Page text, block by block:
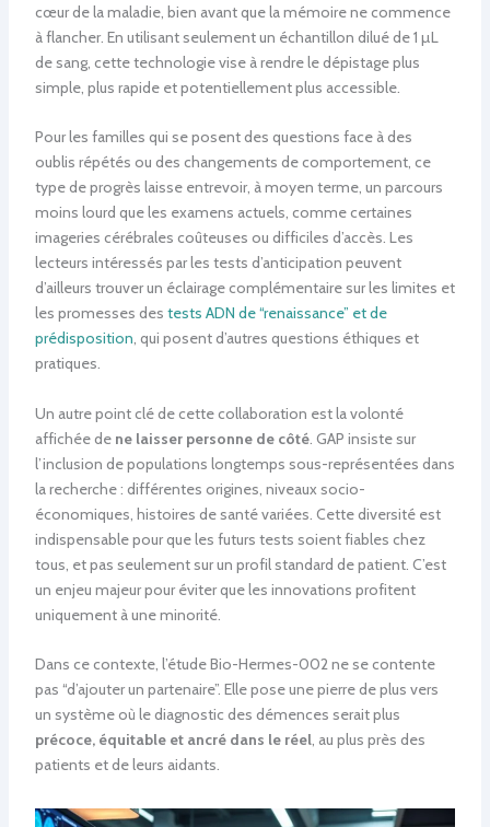
cœur de la maladie, bien avant que la mémoire ne commence
à flancher. En utilisant seulement un échantillon dilué de 1 µL
de sang, cette technologie vise à rendre le dépistage plus
simple, plus rapide et potentiellement plus accessible.
Pour les familles qui se posent des questions face à des
oublis répétés ou des changements de comportement, ce
type de progrès laisse entrevoir, à moyen terme, un parcours
moins lourd que les examens actuels, comme certaines
imageries cérébrales coûteuses ou difficiles d’accès. Les
lecteurs intéressés par les tests d’anticipation peuvent
d’ailleurs trouver un éclairage complémentaire sur les limites et
les promesses des tests ADN de “renaissance” et de
prédisposition, qui posent d’autres questions éthiques et
pratiques.
Un autre point clé de cette collaboration est la volonté
affichée de ne laisser personne de côté. GAP insiste sur
l’inclusion de populations longtemps sous-représentées dans
la recherche : différentes origines, niveaux socio-
économiques, histoires de santé variées. Cette diversité est
indispensable pour que les futurs tests soient fiables chez
tous, et pas seulement sur un profil standard de patient. C’est
un enjeu majeur pour éviter que les innovations profitent
uniquement à une minorité.
Dans ce contexte, l’étude Bio-Hermes-002 ne se contente
pas “d’ajouter un partenaire”. Elle pose une pierre de plus vers
un système où le diagnostic des démences serait plus
précoce, équitable et ancré dans le réel, au plus près des
patients et de leurs aidants.